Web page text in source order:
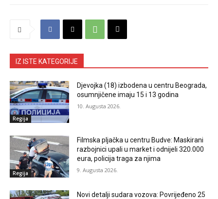
IZ ISTE KATEGORIJE
Regija
Djevojka (18) izbodena u centru Beograda,
osumnjičene imaju 15 i 13 godina
10. Augusta 2026.
Regija
Filmska pljačka u centru Budve: Maskirani
razbojnici upali u market i odnijeli 320.000
eura, policija traga za njima
9. Augusta 2026.
Novi detalji sudara vozova: Povrijeđeno 25